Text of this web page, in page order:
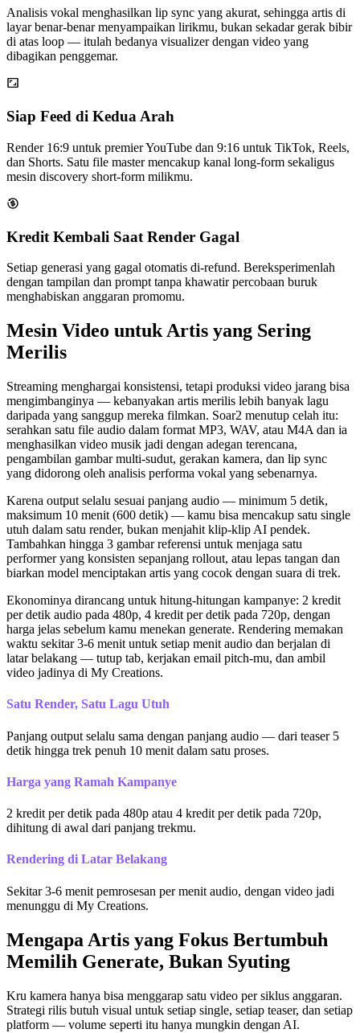
Analisis vokal menghasilkan lip sync yang akurat, sehingga artis di
layar benar-benar menyampaikan lirikmu, bukan sekadar gerak bibir
di atas loop — itulah bedanya visualizer dengan video yang
dibagikan penggemar.
Siap Feed di Kedua Arah
Render 16:9 untuk premier YouTube dan 9:16 untuk TikTok, Reels,
dan Shorts. Satu file master mencakup kanal long-form sekaligus
mesin discovery short-form milikmu.
Kredit Kembali Saat Render Gagal
Setiap generasi yang gagal otomatis di-refund. Bereksperimenlah
dengan tampilan dan prompt tanpa khawatir percobaan buruk
menghabiskan anggaran promomu.
Mesin Video untuk Artis yang Sering
Merilis
Streaming menghargai konsistensi, tetapi produksi video jarang bisa
mengimbanginya — kebanyakan artis merilis lebih banyak lagu
daripada yang sanggup mereka filmkan. Soar2 menutup celah itu:
serahkan satu file audio dalam format MP3, WAV, atau M4A dan ia
menghasilkan video musik jadi dengan adegan terencana,
pengambilan gambar multi-sudut, gerakan kamera, dan lip sync
yang didorong oleh analisis performa vokal yang sebenarnya.
Karena output selalu sesuai panjang audio — minimum 5 detik,
maksimum 10 menit (600 detik) — kamu bisa mencakup satu single
utuh dalam satu render, bukan menjahit klip-klip AI pendek.
Tambahkan hingga 3 gambar referensi untuk menjaga satu
performer yang konsisten sepanjang rollout, atau lepas tangan dan
biarkan model menciptakan artis yang cocok dengan suara di trek.
Ekonominya dirancang untuk hitung-hitungan kampanye: 2 kredit
per detik audio pada 480p, 4 kredit per detik pada 720p, dengan
harga jelas sebelum kamu menekan generate. Rendering memakan
waktu sekitar 3-6 menit untuk setiap menit audio dan berjalan di
latar belakang — tutup tab, kerjakan email pitch-mu, dan ambil
video jadinya di My Creations.
Satu Render, Satu Lagu Utuh
Panjang output selalu sama dengan panjang audio — dari teaser 5
detik hingga trek penuh 10 menit dalam satu proses.
Harga yang Ramah Kampanye
2 kredit per detik pada 480p atau 4 kredit per detik pada 720p,
dihitung di awal dari panjang trekmu.
Rendering di Latar Belakang
Sekitar 3-6 menit pemrosesan per menit audio, dengan video jadi
menunggu di My Creations.
Mengapa Artis yang Fokus Bertumbuh
Memilih Generate, Bukan Syuting
Kru kamera hanya bisa menggarap satu video per siklus anggaran.
Strategi rilis butuh visual untuk setiap single, setiap teaser, dan setiap
platform — volume seperti itu hanya mungkin dengan AI.